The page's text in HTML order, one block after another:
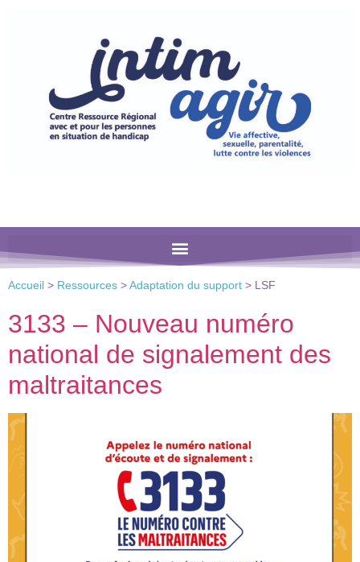
comprend
Accueil > Ressources > Adaptation du support > LSF
3133 – Nouveau numéro
national de signalement des
maltraitances